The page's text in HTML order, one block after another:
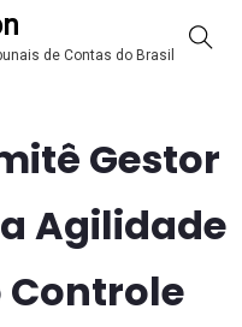
de Contas do Brasil
Gestor
Agilidade
Controle